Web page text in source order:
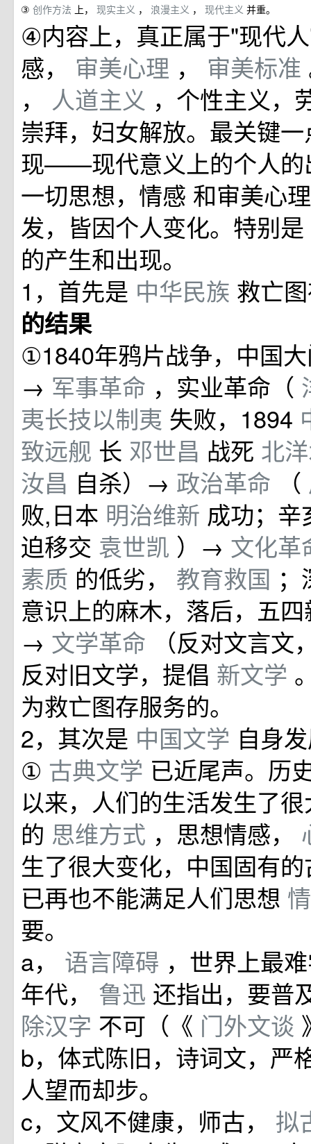
③ 创作方法 上， 现实主义 ， 浪漫主义 ， 现代主义 并重。
④内容上，真正属于"现代
感， 审美心理 ， 审美标准
， 人道主义 ，个性主义，
崇拜，妇女解放。最关键
现——现代意义上的个人的
一切思想，情感 和审美心
发，皆因个人变化。特别是
的产生和出现。
1，首先是 中华民族 救亡
的结果
①1840年鸦片战争，中国
→ 军事革命 ，实业革命（
夷长技以制夷 失败，1894
致远舰 长 邓世昌 战死 北
汝昌 自杀）→ 政治革命 （
败,日本 明治维新 成功；辛
迫移交 袁世凯 ）→ 文化
素质 的低劣， 教育救国
意识上的麻木，落后，五
→ 文学革命
（反对文言
反对旧文学，提倡 新文学
为救亡图存服务的。
2，其次是 中国文学 自身
① 古典文学 已近尾声。历
以来，人们的生活发生了
的 思维方式 ，思想情感，
生了很大变化，中国固有
已再也不能满足人们思想
要。
a， 语言障碍 ，世界上最
年代， 鲁迅 还指出，要普
除汉字 不可（《 门外文谈
b，体式陈旧，诗词文，严
人望而却步。
c，文风不健康，师古， 拟